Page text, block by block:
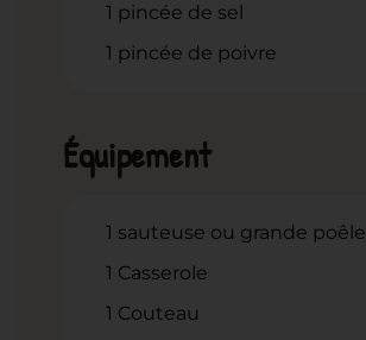
1 pincée de sel
1 pincée de poivre
Équipement
1 sauteuse ou grande poêle
1 Casserole
1 Couteau